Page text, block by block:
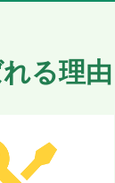
る理由